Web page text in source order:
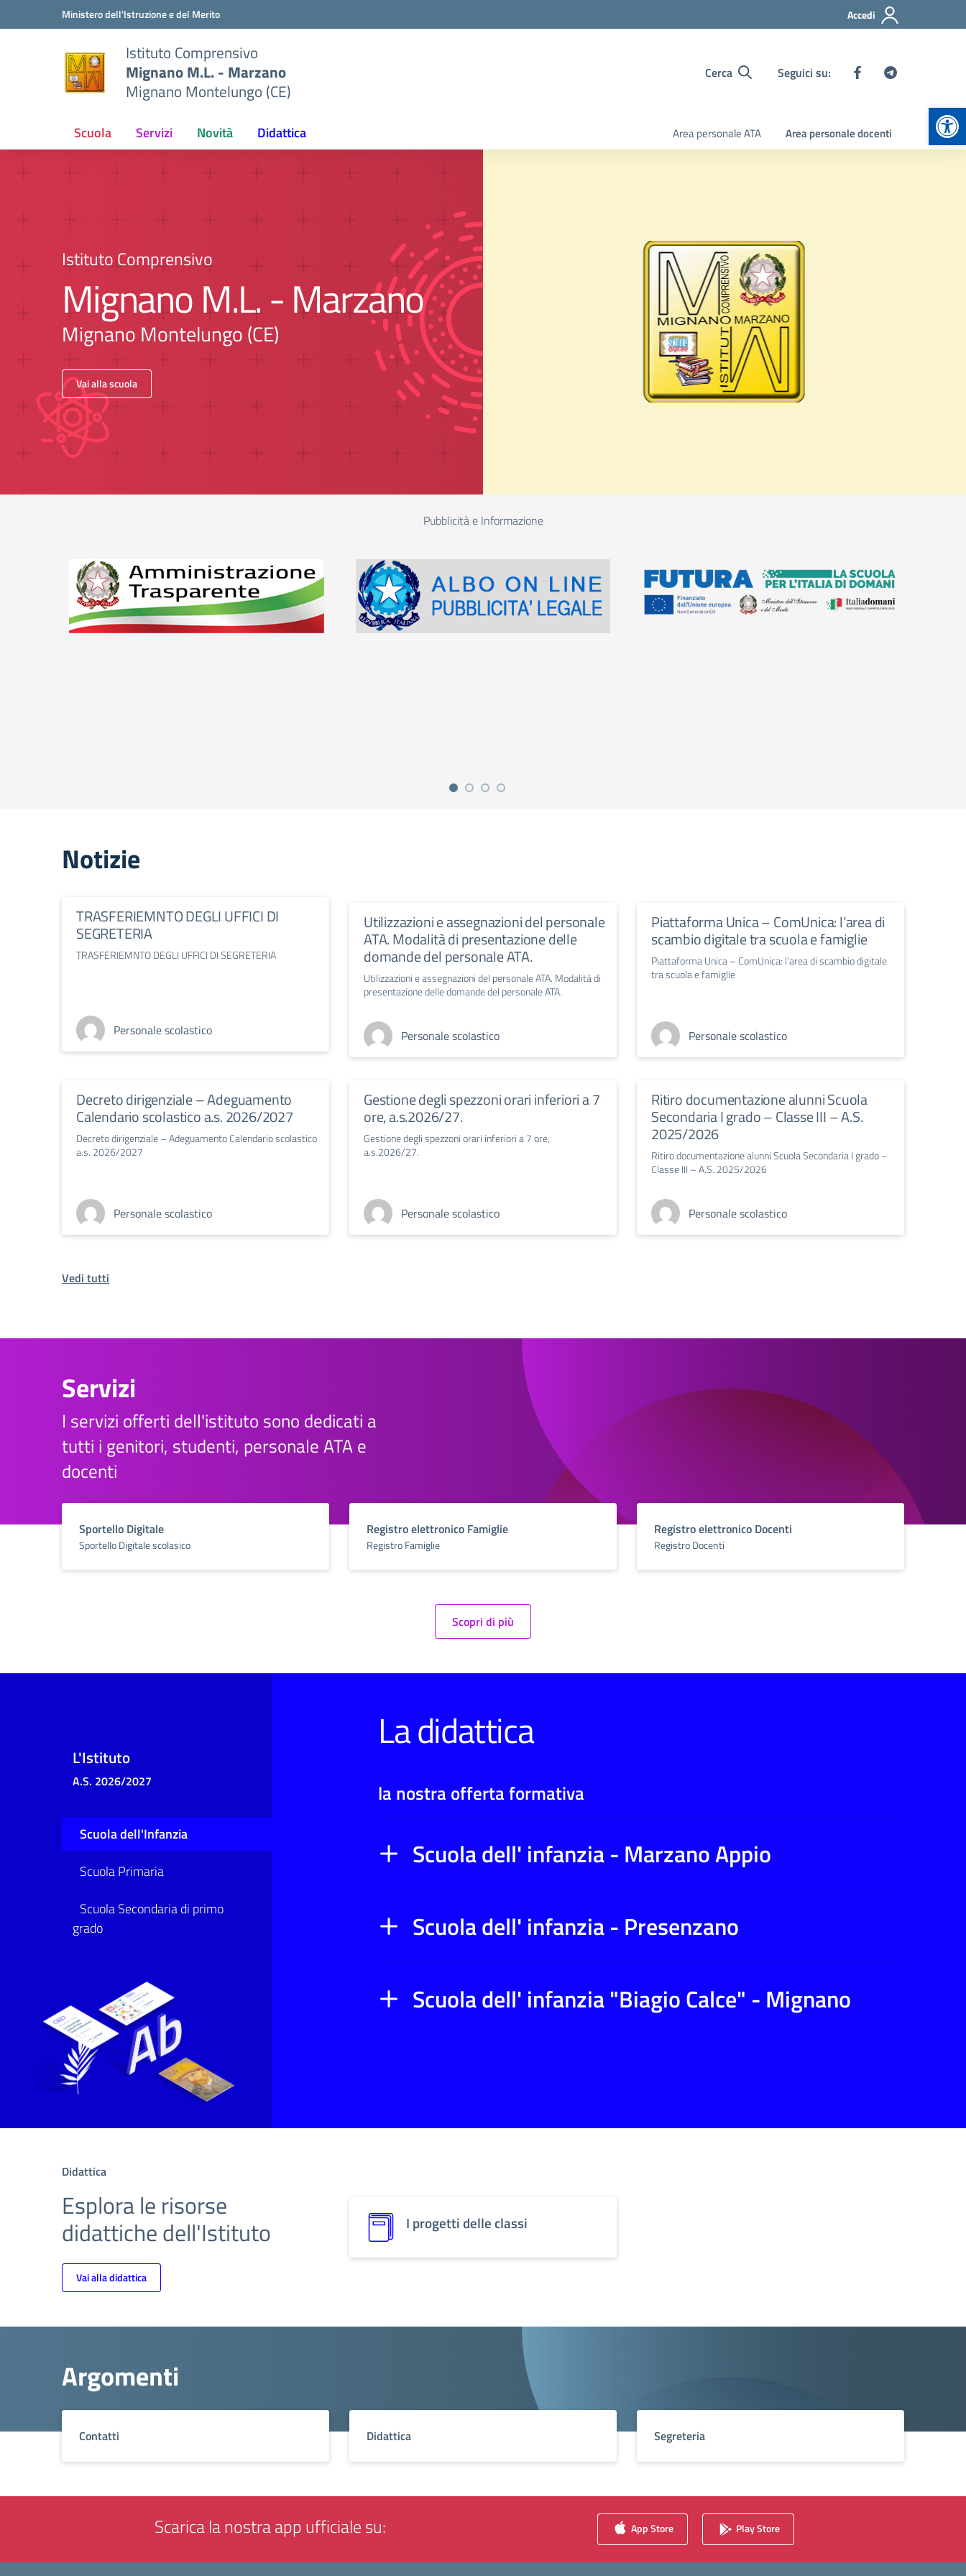
Vai ai contenuti
Vai al menu di navigazioneMinistero dell'Istruzione e del Merito Accedi
Istituto Comprensivo
Mignano M.L. - Marzano
Mignano Montelungo (CE)
Cerca Seguici su:
Scuola Servizi Novità Didattica Area personale ATA Area personale docenti
Istituto Comprensivo
Mignano M.L. - Marzano
Mignano Montelungo (CE)
Vai alla scuola
Pubblicità e Informazione
Notizie
TRASFERIEMNTO DEGLI UFFICI DI
SEGRETERIA
TRASFERIEMNTO DEGLI UFFICI DI SEGRETERIA
Personale scolastico
Utilizzazioni e assegnazioni del personale
ATA. Modalità di presentazione delle
domande del personale ATA.
Utilizzazioni e assegnazioni del personale ATA. Modalità di
presentazione delle domande del personale ATA.
Personale scolastico
Piattaforma Unica – ComUnica: l’area di
scambio digitale tra scuola e famiglie
Piattaforma Unica – ComUnica: l’area di scambio digitale
tra scuola e famiglie
Personale scolastico
Decreto dirigenziale – Adeguamento
Calendario scolastico a.s. 2026/2027
Decreto dirigenziale – Adeguamento Calendario scolastico
a.s. 2026/2027
Personale scolastico
Gestione degli spezzoni orari inferiori a 7
ore, a.s.2026/27.
Gestione degli spezzoni orari inferiori a 7 ore,
a.s.2026/27.
Personale scolastico
Ritiro documentazione alunni Scuola
Secondaria I grado – Classe III – A.S.
2025/2026
Ritiro documentazione alunni Scuola Secondaria I grado –
Classe III – A.S. 2025/2026
Personale scolastico
Vedi tutti
Servizi
I servizi offerti dell'istituto sono dedicati a
tutti i genitori, studenti, personale ATA e
docenti
Sportello Digitale
Sportello Digitale scolasico
Registro elettronico Famiglie
Registro Famiglie
Registro elettronico Docenti
Registro Docenti
Scopri di più
La didattica
la nostra offerta formativa
L'Istituto
A.S. 2026/2027
Scuola dell'Infanzia
Scuola Primaria
Scuola Secondaria di primo
grado
Scuola dell' infanzia - Marzano Appio
Scuola dell' infanzia - Presenzano
Scuola dell' infanzia "Biagio Calce" - Mignano
Didattica
Esplora le risorse
didattiche dell'Istituto
Vai alla didattica
I progetti delle classi
Argomenti
Contatti Didattica Segreteria
Scarica la nostra app ufficiale su: App Store Play Store